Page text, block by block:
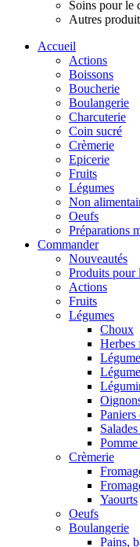
Soins pour le
Autres
Accueil
Actions
Boissons
Boucherie
Boulangerie
Charcuterie
Coin sucré
Crèmerie
Epicerie
Fruits
Légumes
Non
Oeufs
Préparations
Commander
Nouveautés
Produits pour
Actions
Fruits
Légumes
Choux
Herbes
Paniers
Crèmerie
Yaourts
Oeufs
Boulangerie
Pains,